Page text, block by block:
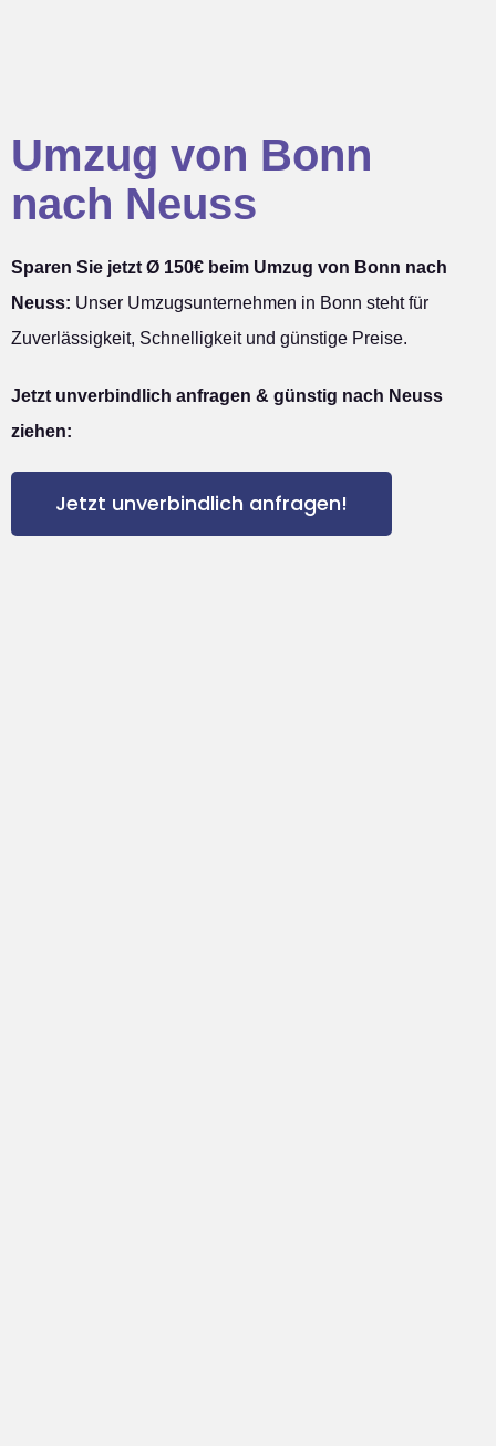
Umzug von Bonn
nach Neuss
Sparen Sie jetzt Ø 150€ beim Umzug von Bonn nach
Neuss: Unser Umzugsunternehmen in Bonn steht für
Zuverlässigkeit, Schnelligkeit und günstige Preise.
Jetzt unverbindlich anfragen & günstig nach Neuss
ziehen:
Jetzt unverbindlich anfragen!